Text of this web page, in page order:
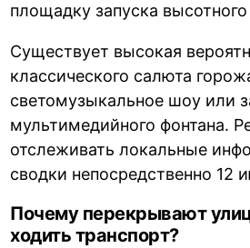
площадку запуска
Существует высокая
классического салюта
светомузыкальное шоу или
мультимедийного фонтана.
отслеживать локальные
сводки непосредственно 12
Почему перекрывают
ходить транспорт?